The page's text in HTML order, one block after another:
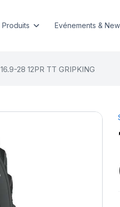
Produits Evénements &
16.9-28 12PR TT GRIPKING